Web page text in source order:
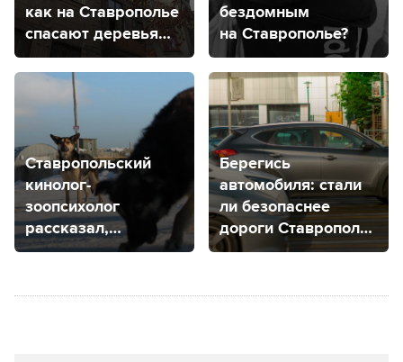
как на Ставрополье
спасают деревья
от минирующей
моли?
бездомным
на Ставрополье?
Ставропольский
кинолог-
зоопсихолог
рассказал,
как вести себя
с бродячими
Берегись
автомобиля: стали
ли безопаснее
дороги Ставрополя
за 2023 год?